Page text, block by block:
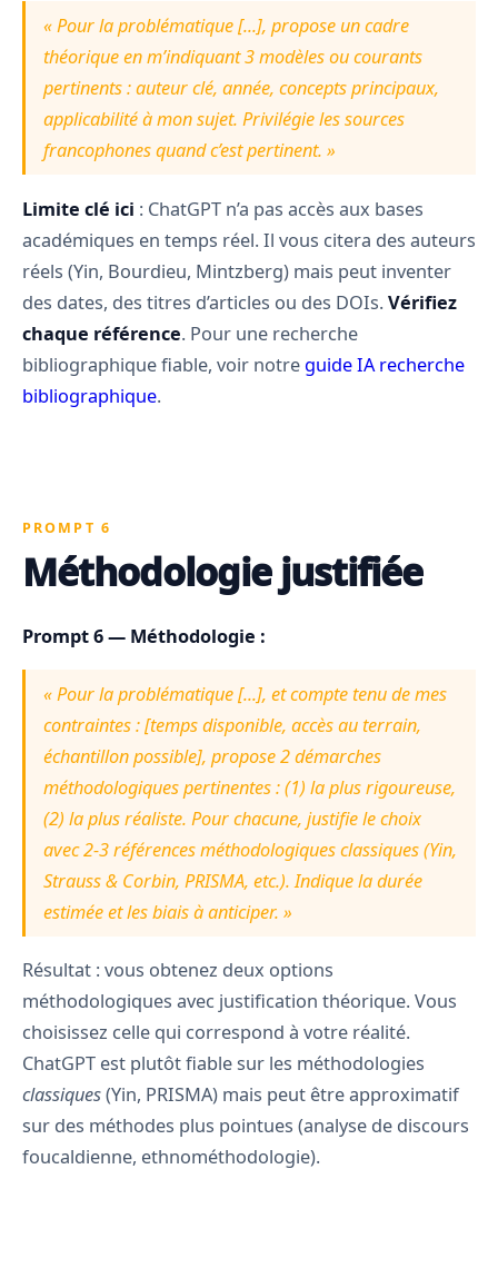
« Pour la problématique [...], propose un cadre
théorique en m’indiquant 3 modèles ou courants
pertinents : auteur clé, année, concepts principaux,
applicabilité à mon sujet. Privilégie les sources
francophones quand c’est pertinent. »
Limite clé ici : ChatGPT n’a pas accès aux bases
académiques en temps réel. Il vous citera des auteurs
réels (Yin, Bourdieu, Mintzberg) mais peut inventer
des dates, des titres d’articles ou des DOIs. Vérifiez
chaque référence. Pour une recherche
bibliographique fiable, voir notre guide IA recherche
bibliographique.
PROMPT 6
Méthodologie justifiée
Prompt 6 — Méthodologie :
« Pour la problématique [...], et compte tenu de mes
contraintes : [temps disponible, accès au terrain,
échantillon possible], propose 2 démarches
méthodologiques pertinentes : (1) la plus rigoureuse,
(2) la plus réaliste. Pour chacune, justifie le choix
avec 2-3 références méthodologiques classiques (Yin,
Strauss & Corbin, PRISMA, etc.). Indique la durée
estimée et les biais à anticiper. »
Résultat : vous obtenez deux options
méthodologiques avec justification théorique. Vous
choisissez celle qui correspond à votre réalité.
ChatGPT est plutôt fiable sur les méthodologies
classiques(Yin, PRISMA) mais peut être approximatif
sur des méthodes plus pointues (analyse de discours
foucaldienne, ethnométhodologie).